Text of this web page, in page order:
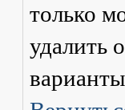
только
удалить